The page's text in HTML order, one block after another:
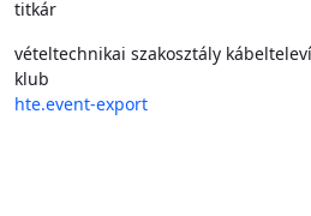
titkár
vételtechnikai szakosztály
klub
hte.event-export